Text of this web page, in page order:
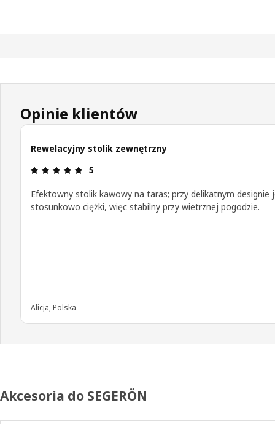
Opinie klientów
Rewelacyjny stolik zewnętrzny
Opinia: 5 na 5 gwiazdki.
5
Efektowny stolik kawowy na taras; przy delikatnym designie
stosunkowo ciężki, więc stabilny przy wietrznej pogodzie.
Alicja, Polska
Akcesoria do SEGERÖN